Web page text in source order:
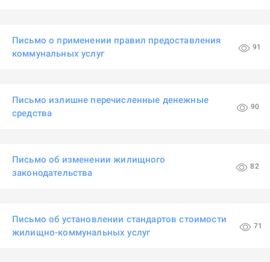
Письмо о применении правил предоставления
коммунальных услуг
91
Письмо излишне перечисленные денежные
средства
90
Письмо об изменении жилищного
законодательства
82
Письмо об установлении стандартов стоимости
жилищно-коммунальных услуг
71